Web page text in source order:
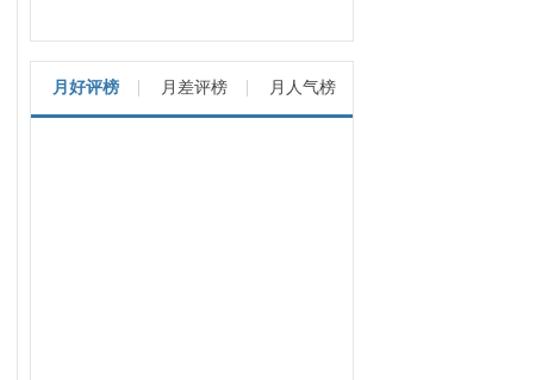
月好评榜 月差评榜 月人气榜